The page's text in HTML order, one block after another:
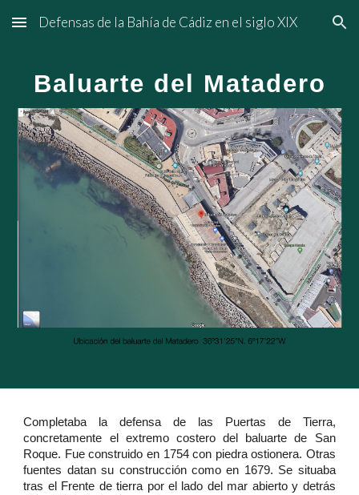
Skip to main content Skip to navigation
Defensas de la Bahía de Cádiz en el siglo XIX
Baluarte del Matadero
Completaba la defensa de las Puertas de Tierra,
concretamente el extremo costero del baluarte de San
Roque. Fue construido en 1754 con piedra ostionera. Otras
fuentes datan su construcción como en 1679. Se situaba
tras el Frente de tierra por el lado del mar abierto y detrás